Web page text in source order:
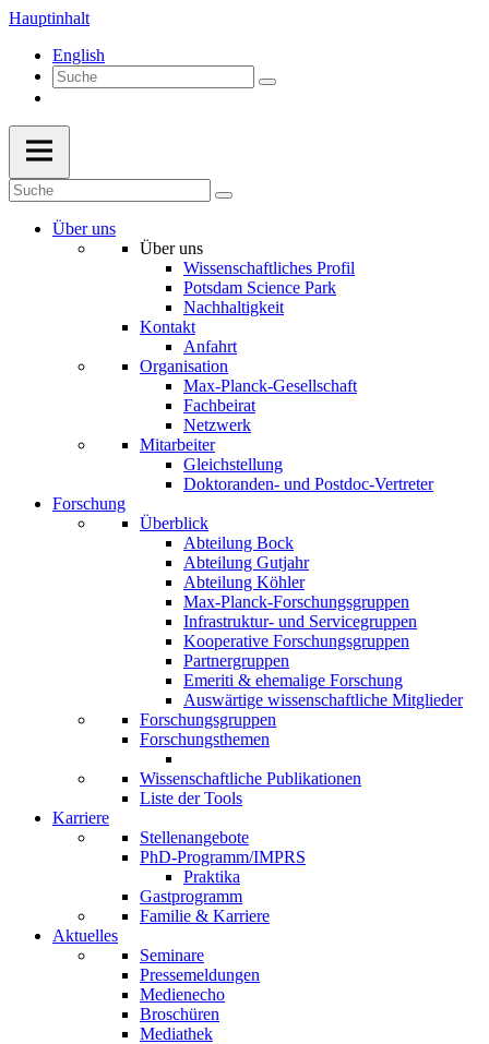
Hauptinhalt
English
Über uns
Über uns
Wissenschaftliches Profil
Potsdam Science Park
Nachhaltigkeit
Kontakt
Anfahrt
Organisation
Max-Planck-Gesellschaft
Fachbeirat
Netzwerk
Mitarbeiter
Gleichstellung
Doktoranden- und Postdoc-Vertreter
Forschung
Überblick
Abteilung Bock
Abteilung Gutjahr
Abteilung Köhler
Max-Planck-Forschungsgruppen
Infrastruktur- und Servicegruppen
Kooperative Forschungsgruppen
Partnergruppen
Emeriti & ehemalige Forschung
Auswärtige wissenschaftliche Mitglieder
Forschungsgruppen
Forschungsthemen
Wissenschaftliche Publikationen
Liste der Tools
Karriere
Stellenangebote
PhD-Programm/IMPRS
Praktika
Gastprogramm
Familie & Karriere
Aktuelles
Seminare
Pressemeldungen
Medienecho
Broschüren
Mediathek